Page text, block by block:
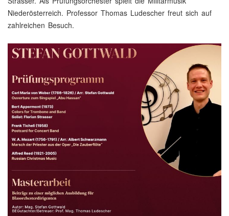
Niederösterreich. Professor Thomas Ludescher freut sich auf
zahlreichen Besuch.